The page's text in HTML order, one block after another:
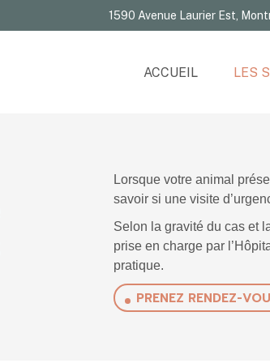
1590 Avenue Laurier Est,
ACCUEIL LES
Lorsque votre animal
savoir si une visite
Selon la gravité du cas et
prise en charge par
pratique.
PRENEZ RENDEZ-